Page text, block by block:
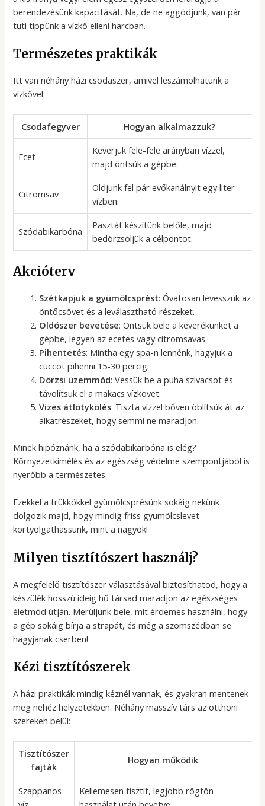
berendezésünk kapacitását. Na, de ne aggódjunk, van pár
tuti tippünk a vízkő elleni harcban.
Természetes praktikák
Itt van néhány házi csodaszer, amivel leszámolhatunk a
vízkővel:
Csodafegyver Hogyan alkalmazzuk?
Ecet
Keverjük fele-fele arányban vízzel,
majd öntsük a gépbe.
Citromsav
Oldjunk fel pár evőkanálnyit egy liter
vízben.
Szódabikarbóna
Pasztát készítünk belőle, majd
bedörzsöljük a célpontot.
Akcióterv
Szétkapjuk a gyümölcsprést: Óvatosan levesszük az
öntőcsövet és a leválasztható részeket.
Oldószer bevetése: Öntsük bele a keverékünket a
gépbe, legyen az ecetes vagy citromsavas.
Pihentetés: Mintha egy spa-n lennénk, hagyjuk a
cuccot pihenni 15-30 percig.
Dörzsi üzemmód: Vessük be a puha szivacsot és
távolítsuk el a makacs vízkövet.
Vizes átlötykölés: Tiszta vízzel bőven öblítsük át az
alkatrészeket, hogy semmi ne maradjon.
Minek hipóznánk, ha a szódabikarbóna is elég?
Környezetkímélés és az egészség védelme szempontjából is
nyerőbb a természetes.
Ezekkel a trükkökkel gyümölcsprésünk sokáig nekünk
dolgozik majd, hogy mindig friss gyümölcslevet
kortyolgathassunk, mint a nagyok!
Milyen tisztítószert használj?
A megfelelő tisztítószer választásával biztosíthatod, hogy a
készülék hosszú ideig hű társad maradjon az egészséges
életmód útján. Merüljünk bele, mit érdemes használni, hogy
a gép sokáig bírja a strapát, és még a szomszédban se
hagyjanak cserben!
Kézi tisztítószerek
A házi praktikák mindig kéznél vannak, és gyakran mentenek
meg nehéz helyzetekben. Néhány masszív társ az otthoni
szereken belül:
Tisztítószer
fajták
Hogyan működik
Szappanos
Kellemesen tisztít, legjobb rögtön